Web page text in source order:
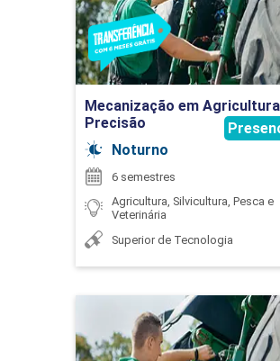
AGROINDUSTRIAIS
45
EMBRIOLOGIA ANIMAL
45
VANESSA DAS DORES
WELINGTON MRAD JOAQUIM
Mecanização em
Precisão
Noturno
6 semestres
Agricultura, Silvicultura, Pesca e
Veterinária
Superior de Tecnologia
Detalhes do curso
Ir para Inscrição
Mecanização
Agricultura de